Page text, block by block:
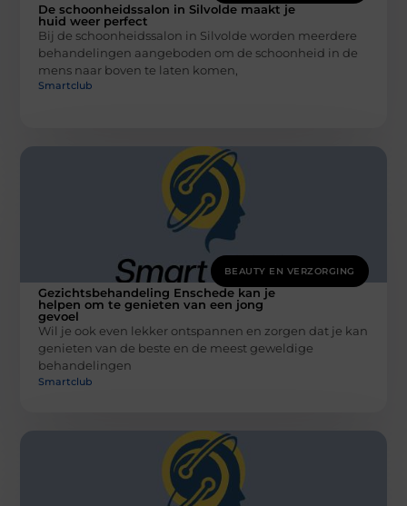
De schoonheidssalon in Silvolde maakt je
huid weer perfect
Bij de schoonheidssalon in Silvolde worden meerdere
behandelingen aangeboden om de schoonheid in de
mens naar boven te laten komen,
Smartclub
BEAUTY EN VERZORGING
Gezichtsbehandeling Enschede kan je
helpen om te genieten van een jong
gevoel
Wil je ook even lekker ontspannen en zorgen dat je kan
genieten van de beste en de meest geweldige
behandelingen
Smartclub